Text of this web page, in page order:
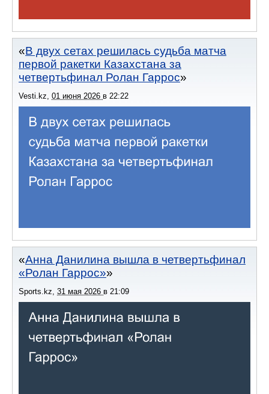
В двух сетах решилась судьба матча
первой ракетки Казахстана за
четвертьфинал Ролан Гаррос
Vesti.kz, 01 июня 2026 в 22:22
Анна Данилина вышла в четвертьфинал
«Ролан Гаррос»
Sports.kz 31 мая 2026 в 21:09